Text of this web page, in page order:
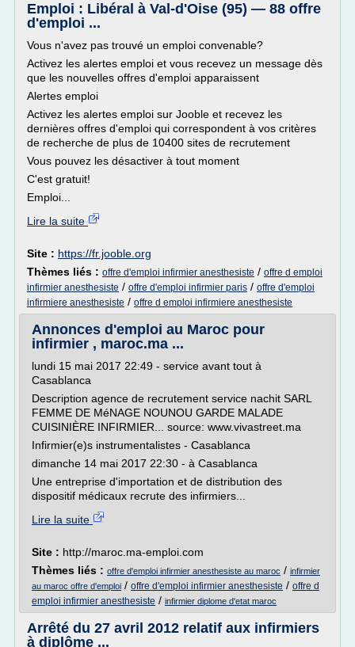
Emploi : Libéral à Val-d'Oise (95) — 88 offre
d'emploi ...
Vous n'avez pas trouvé un emploi convenable?
Activez les alertes emploi et vous recevez un message dès
que les nouvelles offres d'emploi apparaissent
Alertes emploi
Activez les alertes emploi sur Jooble et recevez les
dernières offres d'emploi qui correspondent à vos critères
de recherche de plus de 10400 sites de recrutement
Vous pouvez les désactiver à tout moment
C'est gratuit!
Emploi...
Lire la suite
Site : https://fr.jooble.org
Thèmes liés : offre d'emploi infirmier anesthesiste / offre d emploi
infirmier anesthesiste / offre d'emploi infirmier paris / offre d'emploi
infirmiere anesthesiste / offre d emploi infirmiere anesthesiste
Annonces d'emploi au Maroc pour
infirmier , maroc.ma ...
lundi 15 mai 2017 22:49 - service avant tout à
Casablanca
Description agence de recrutement service nachit SARL
FEMME DE MéNAGE NOUNOU GARDE MALADE
CUISINIÈRE INFIRMIER... source: www.vivastreet.ma
Infirmier(e)s instrumentalistes - Casablanca
dimanche 14 mai 2017 22:30 - à Casablanca
Une entreprise d'importation et de distribution des
dispositif médicaux recrute des infirmiers...
Lire la suite
Site : http://maroc.ma-emploi.com
Thèmes liés : offre d'emploi infirmier anesthesiste au maroc / infirmier
au maroc offre d'emploi / offre d'emploi infirmier anesthesiste / offre d
emploi infirmier anesthesiste / infirmier diplome d'etat maroc
Arrêté du 27 avril 2012 relatif aux infirmiers
à diplôme ...